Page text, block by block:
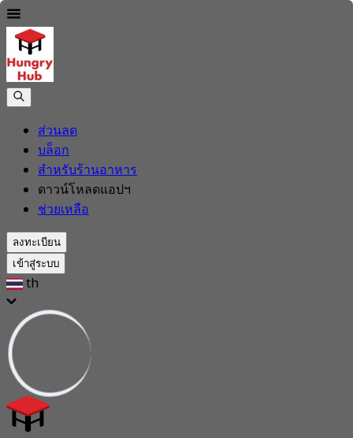
ส่วนลด
บล็อก
สำหรับร้านอาหาร
ดาวน์โหลดแอปฯ
ช่วยเหลือ
ลงทะเบียน
เข้าสู่ระบบ
th